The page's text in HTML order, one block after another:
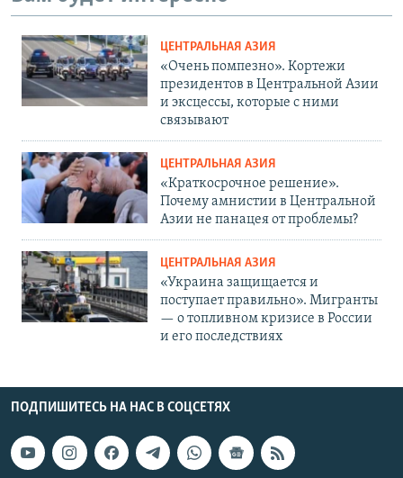
ЦЕНТРАЛЬНАЯ АЗИЯ
«Очень помпезно». Кортежи
президентов в Центральной Азии
и эксцессы, которые с ними
связывают
ЦЕНТРАЛЬНАЯ АЗИЯ
«Краткосрочное решение».
Почему амнистии в Центральной
Азии не панацея от проблемы?
ЦЕНТРАЛЬНАЯ АЗИЯ
«Украина защищается и
поступает правильно». Мигранты
— о топливном кризисе в России
и его последствиях
ПОДПИШИТЕСЬ НА НАС В СОЦСЕТЯХ